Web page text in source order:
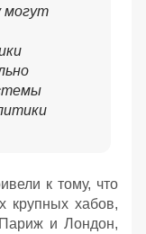
могут
к тому, что
крупных хабов,
и Лондон,